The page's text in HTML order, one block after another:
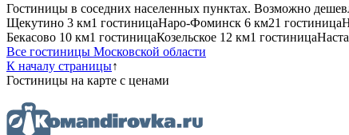
Гостиницы в соседних населенных пунктах. Возможно
Щекутино 3 км1 гостиницаНаро-Фоминск 6 км21 гостиница
Бекасово 10 км1 гостиницаКозельское 12 км1 гостиница
Все гостиницы Московской области
К началу страницы↑
Гостиницы на карте с ценами